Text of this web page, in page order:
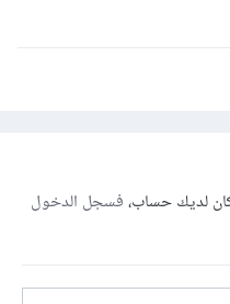
لديك حساب،فسجل الدخول